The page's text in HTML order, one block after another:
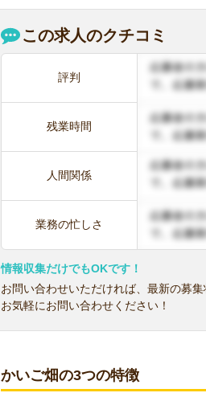
この求人のクチコミ
評判
残業時間
人間関係
業務の忙しさ
情報収集だけでもOKです！
お問い合わせいただければ、最新の募
お気軽にお問い合わせください！
かいご畑の3つの特徴